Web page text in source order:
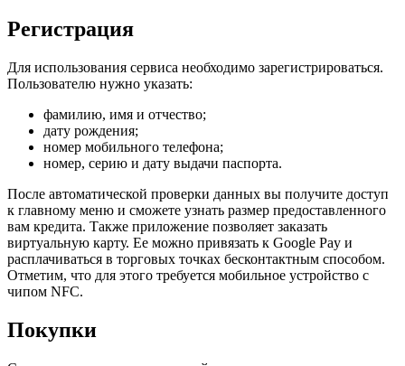
Регистрация
Для использования сервиса необходимо зарегистрироваться.
Пользователю нужно указать:
фамилию, имя и отчество;
дату рождения;
номер мобильного телефона;
номер, серию и дату выдачи паспорта.
После автоматической проверки данных вы получите доступ
к главному меню и сможете узнать размер предоставленного
вам кредита. Также приложение позволяет заказать
виртуальную карту. Ее можно привязать к Google Pay и
расплачиваться в торговых точках бесконтактным способом.
Отметим, что для этого требуется мобильное устройство с
чипом NFC.
Покупки